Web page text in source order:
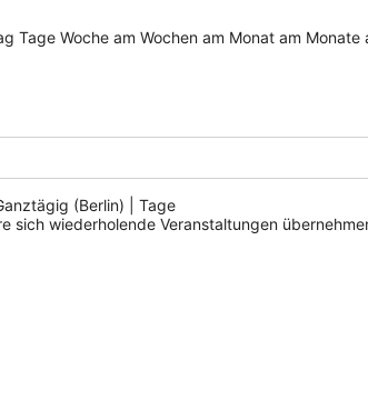
Tage Woche am Wochen am Monat am Monate
(Berlin)
Tage
sich wiederholende Veranstaltungen